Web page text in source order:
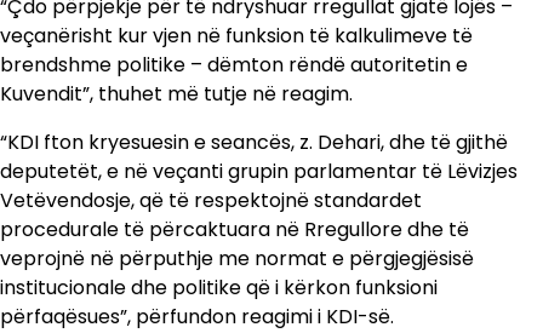
“Çdo përpjekje për të ndryshuar rregullat gjatë lojës –
veçanërisht kur vjen në funksion të kalkulimeve të
brendshme politike – dëmton rëndë autoritetin e
Kuvendit”, thuhet më tutje në reagim.
“KDI fton kryesuesin e seancës, z. Dehari, dhe të gjithë
deputetët, e në veçanti grupin parlamentar të Lëvizjes
Vetëvendosje, që të respektojnë standardet
procedurale të përcaktuara në Rregullore dhe të
veprojnë në përputhje me normat e përgjegjësisë
institucionale dhe politike që i kërkon funksioni
përfaqësues”, përfundon reagimi i KDI-së.